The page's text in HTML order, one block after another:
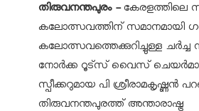
തിരുവനന്തപുരം -കേരളത്തിലെ
കലോത്സവത്തിന് സമാനമായി
കലോത്സവത്തെക്കുറിച്ചുള്ള ചർച്ച
നോർക്ക റൂട്‌സ് വൈസ്
സ്പീക്കറുമായ പി ശ്രീരാമകൃഷ്ണൻ
തിരുവനന്തപുരത്ത് അന്താരാഷ്ട്ര